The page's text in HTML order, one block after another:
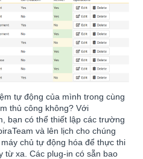
tự động của mình trong cùng
thủ công không? Với
bạn có thể thiết lập các trường
và lên lịch cho chúng
chủ tự động hóa để thực thi
từ xa. Các plug-in có sẵn bao